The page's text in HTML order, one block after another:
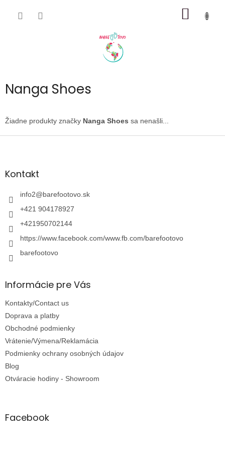
Nanga Shoes
Žiadne produkty značky Nanga Shoes sa nenašli...
Z
äKontakt
info2@barefootovo.sk
+421 904178927
+421950702144
https://www.facebook.com/www.fb.com/barefootovo
barefootovo
Informácie pre Vás
Kontakty/Contact us
Doprava a platby
Obchodné podmienky
Vrátenie/Výmena/Reklamácia
Podmienky ochrany osobných údajov
Blog
Otváracie hodiny - Showroom
Facebook